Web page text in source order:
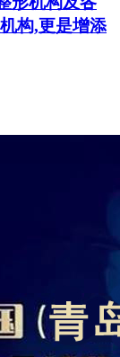
构,更是增添